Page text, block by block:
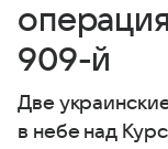
909-й
Две
в небе над